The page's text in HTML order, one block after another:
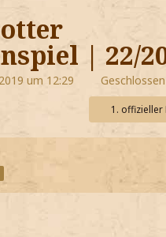
Mitglied
| 22/
um 12:29 Geschlossen
1. offizieller